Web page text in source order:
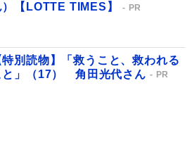
）【LOTTE TIMES】
PR
特別読物】「救うこと、救われる
と」（17） 角田光代さん
PR